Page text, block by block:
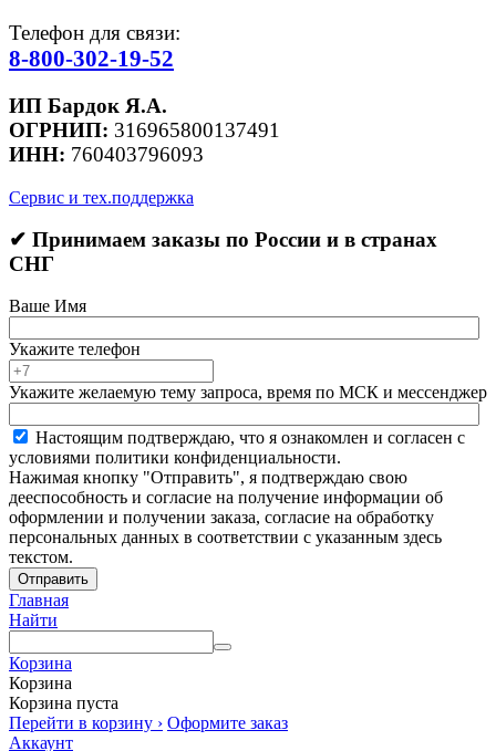
Телефон для связи:
8-800-302-19-52
ИП Бардок Я.А.
ОГРНИП: 316965800137491
ИНН: 760403796093
Сервис и тех.поддержка
✔ Принимаем заказы по России и в странах
СНГ
Ваше Имя
Укажите телефон
Укажите желаемую тему запроса, время по МСК и мессенджер
Настоящим подтверждаю, что я ознакомлен и согласен с
условиями политики конфиденциальности.
Нажимая кнопку "Отправить", я подтверждаю свою
дееспособность и согласие на получение информации об
оформлении и получении заказа, согласие на обработку
персональных данных в соответствии с указанным здесь
текстом.
Отправить
Главная
Найти
Корзина
Корзина
Корзина пуста
Перейти в корзину › Оформите заказ
Аккаунт